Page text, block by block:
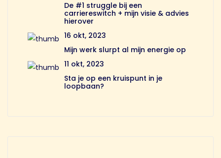
De #1 struggle bij een
carriereswitch + mijn visie & advies
hierover
16 okt, 2023
Mijn werk slurpt al mijn energie op
11 okt, 2023
Sta je op een kruispunt in je
loopbaan?